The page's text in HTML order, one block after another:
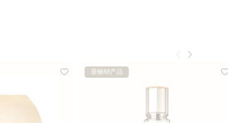
最畅销产品